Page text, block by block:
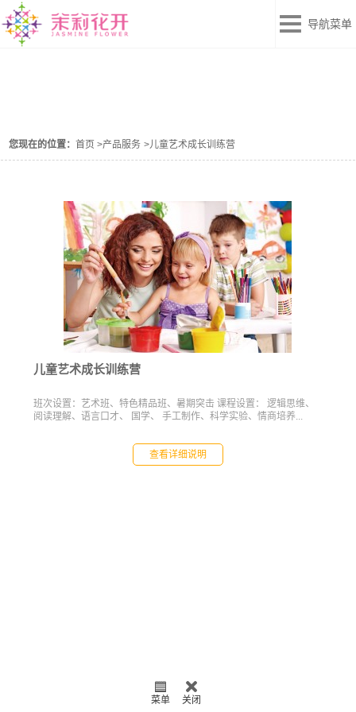
导航菜单
您现在的位置：首页 >产品服务 >儿童艺术成长训练营
儿童艺术成长训练营
班次设置：艺术班、特色精品班、暑期突击 课程设置： 逻辑思维、
阅读理解、语言口才、 国学、 手工制作、科学实验、情商培养...
查看详细说明
菜单 关闭